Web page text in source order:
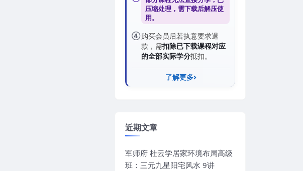
压缩处理，需下载后解压使
用。
④购买会员后若执意要求退
款，需扣除已下载课程对应
的全部实际学分抵扣。
了解更多
近期文章
军师府 杜云学居家环境布局高级
班：三元九星阳宅风水 9讲